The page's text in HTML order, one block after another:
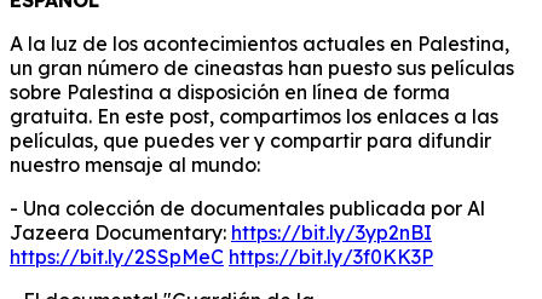
A la luz de los acontecimientos actuales en Palestina,
un gran número de cineastas han puesto sus películas
sobre Palestina a disposición en línea de forma
gratuita. En este post, compartimos los enlaces a las
películas, que puedes ver y compartir para difundir
nuestro mensaje al mundo:
- Una colección de documentales publicada por Al
Jazeera Documentary: https://bit.ly/3yp2nBI
https://bit.ly/2SSpMeC https://bit.ly/3f0KK3P